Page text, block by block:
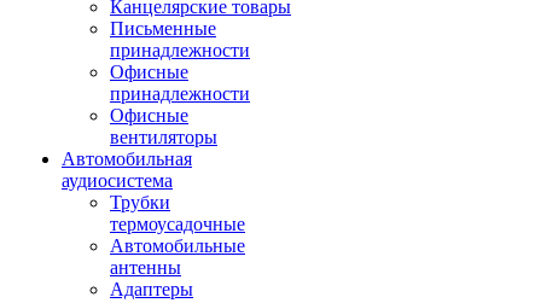
Канцелярские товары
Письменные
принадлежности
Офисные
принадлежности
Офисные
вентиляторы
Автомобильная
аудиосистема
Трубки
термоусадочные
Автомобильные
антенны
Адаптеры